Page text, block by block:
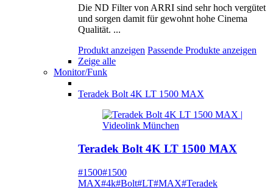
Die ND Filter von ARRI sind sehr hoch vergütet
und sorgen damit für gewohnt hohe Cinema
Qualität. ...
Produkt anzeigen Passende Produkte anzeigen
Zeige alle
Monitor/Funk
Teradek Bolt 4K LT 1500 MAX
Teradek Bolt 4K LT 1500 MAX
#1500#1500
MAX#4k#Bolt#LT#MAX#Teradek